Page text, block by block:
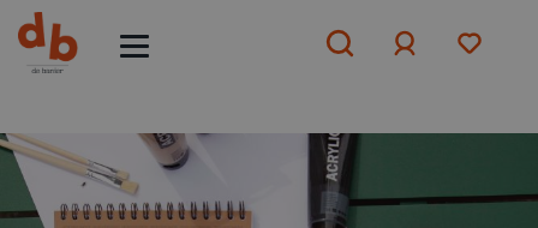
Aanmelden
of aanmelden